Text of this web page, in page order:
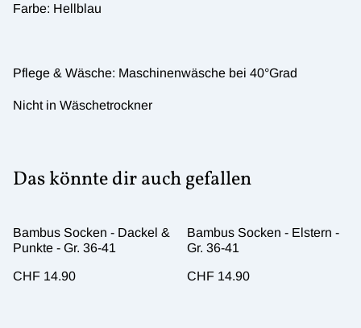
Farbe: Hellblau
Pflege & Wäsche: Maschinenwäsche bei 40°Grad
Nicht in Wäschetrockner
Das könnte dir auch gefallen
Bambus Socken - Dackel &
Punkte - Gr. 36-41
CHF 14.90
Bambus Socken - Elstern -
Gr. 36-41
CHF 14.90